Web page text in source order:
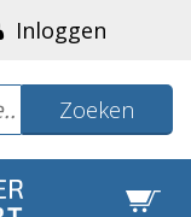
Inloggen
Zoeken